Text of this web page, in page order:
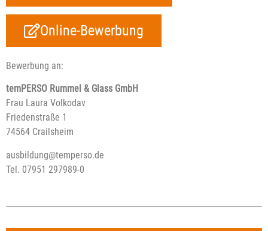
Online-Bewerbung
Bewerbung an:
temPERSO Rummel & Glass GmbH
Frau Laura Volkodav
Friedenstraße 1
74564 Crailsheim
ausbildung@temperso.de
Tel. 07951 297989-0